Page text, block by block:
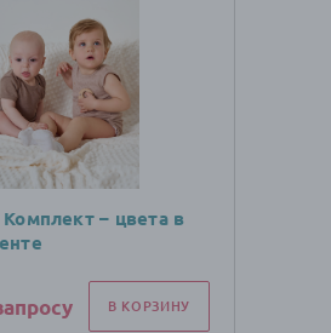
– цвета в
В КОРЗИНУ